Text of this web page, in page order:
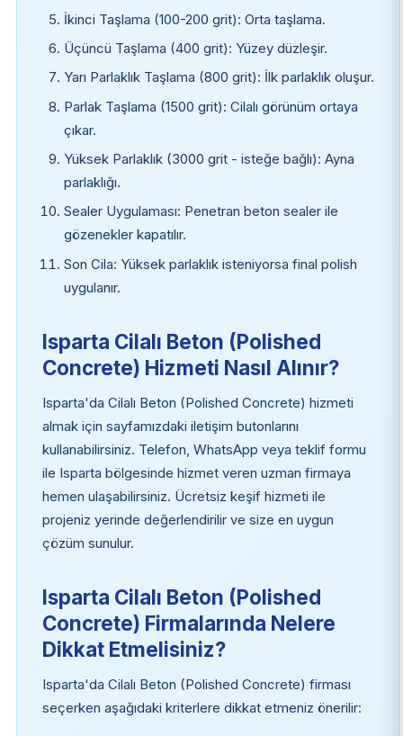
İkinci Taşlama (100-200 grit): Orta taşlama.
Üçüncü Taşlama (400 grit): Yüzey düzleşir.
Yarı Parlaklık Taşlama (800 grit): İlk parlaklık oluşur.
Parlak Taşlama (1500 grit): Cilalı görünüm ortaya
çıkar.
Yüksek Parlaklık (3000 grit - isteğe bağlı): Ayna
parlaklığı.
Sealer Uygulaması: Penetran beton sealer ile
gözenekler kapatılır.
Son Cila: Yüksek parlaklık isteniyorsa final polish
uygulanır.
Isparta Cilalı Beton (Polished
Concrete) Hizmeti Nasıl Alınır?
Isparta'da Cilalı Beton (Polished Concrete) hizmeti
almak için sayfamızdaki iletişim butonlarını
kullanabilirsiniz. Telefon, WhatsApp veya teklif formu
ile Isparta bölgesinde hizmet veren uzman firmaya
hemen ulaşabilirsiniz. Ücretsiz keşif hizmeti ile
projeniz yerinde değerlendirilir ve size en uygun
çözüm sunulur.
Isparta Cilalı Beton (Polished
Concrete) Firmalarında Nelere
Dikkat Etmelisiniz?
Isparta'da Cilalı Beton (Polished Concrete) firması
seçerken aşağıdaki kriterlere dikkat etmeniz önerilir: